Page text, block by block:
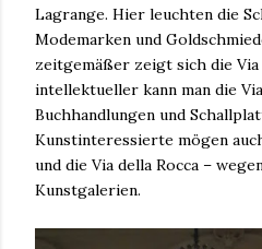
Lagrange. Hier leuchten die
Modemarken und
zeitgemäßer zeigt sich die Via
intellektueller kann man die
Buchhandlungen und
Kunstinteressierte mögen
und die Via della Rocca –
Kunstgalerien.